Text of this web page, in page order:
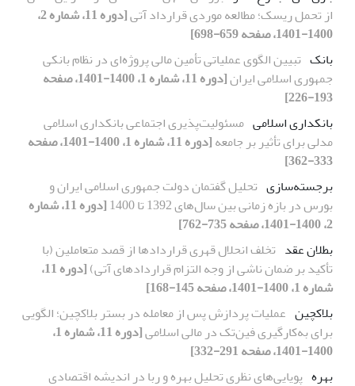
از تحمل ریسک؛ مطالعه موردی قرارداد آتی
[دوره 11، شماره 2،
1400-1401، صفحه 659-698]
بانک تبیین الگوی عملیاتی تأمین مالی پروژه‌ای در نظام بانکی
جمهوری اسلامی ایران
[دوره 11، شماره 1، 1400-1401، صفحه
193-226]
بانکداری اسلامی مسئولیت‌پذیری اجتماعی بانکداری اسلامی
مدلی برای تأثیر بر جامعه
[دوره 11، شماره 1، 1400-1401، صفحه
333-362]
برجسته‌سازی تحلیل گفتمان دولت جمهوری اسلامی ایران و
بورس در بازه زمانی بین سال‌های 1392 تا 1400
[دوره 11، شماره
2، 1400-1401، صفحه 735-762]
بطلان عقد تخلف انحلال قهری قراردادها از قصد متعاملین (با
تأکید بر ضمان ناشی از وجه التزام قراردادهای آتی)
[دوره 11،
شماره 1، 1400-1401، صفحه 145-168]
بلاکچین عملیات پردازش پس از معامله در بستر بلاکچین؛ الگویی
برای به‌کارگیری فین‌تک در مالی اسلامی
[دوره 11، شماره 1،
1400-1401، صفحه 291-332]
بهره پویایی‌های نظری تحلیل بهره و ربا در اندیشه اقتصادی